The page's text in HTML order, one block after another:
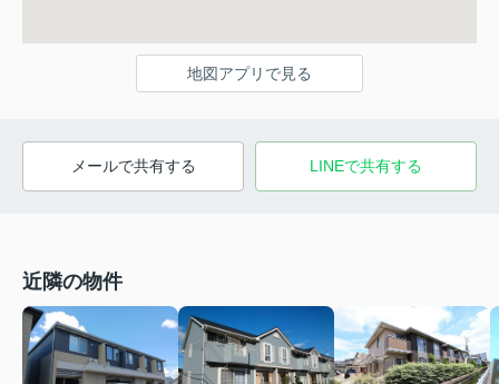
地図アプリで見る
メールで共有する LINEで共有する
近隣の物件